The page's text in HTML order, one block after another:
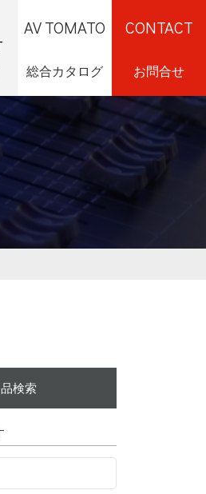
AV TOMATO
総合カタログ
CONTACT
お問合せ
検索